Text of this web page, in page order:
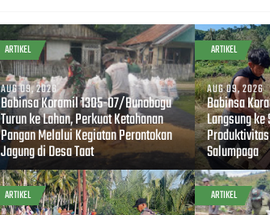
ARTIKEL
AUG 09, 2026
Babinsa Koramil 1305-07/Bunobogu
Turun ke Lahan, Perkuat Ketahanan
Pangan Melalui Kegiatan Perontokan
Jagung di Desa Taat
ARTIKEL
AUG 09, 2026
Babinsa
Langsung ke
Salumpaga
ARTIKEL ARTIKEL